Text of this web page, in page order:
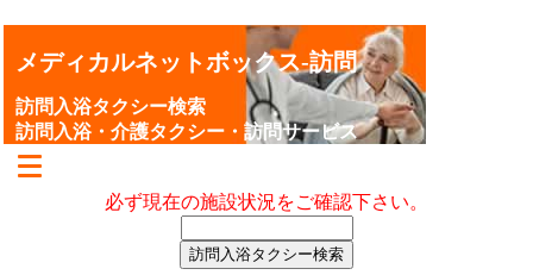
メディカルネットボックス-訪問
訪問入浴タクシー検索
訪問入浴・介護タクシー・訪問サービス
必ず現在の施設状況をご確認下さい。